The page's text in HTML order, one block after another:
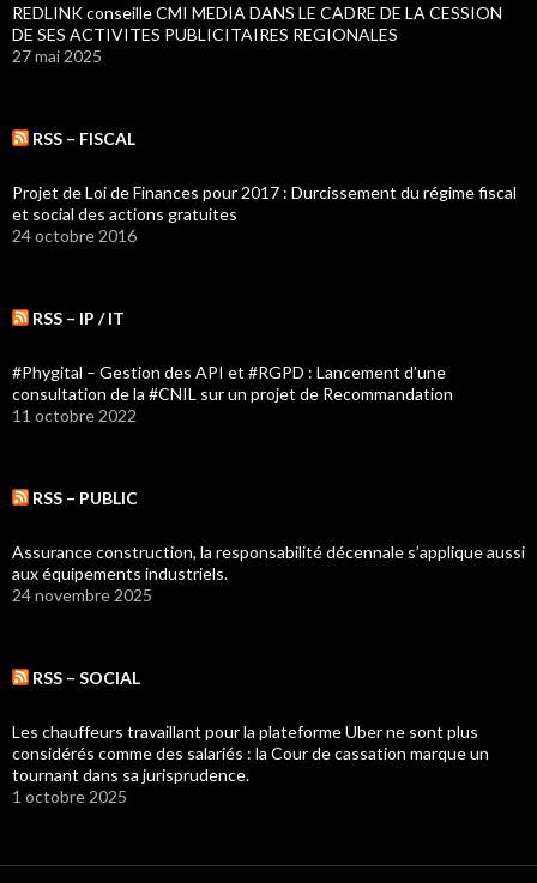
REDLINK conseille CMI MEDIA DANS LE CADRE DE LA CESSION
DE SES ACTIVITES PUBLICITAIRES REGIONALES
27 mai 2025
RSS – FISCAL
Projet de Loi de Finances pour 2017 : Durcissement du régime fiscal
et social des actions gratuites
24 octobre 2016
RSS – IP / IT
#Phygital – Gestion des API et #RGPD : Lancement d’une
consultation de la #CNIL sur un projet de Recommandation
11 octobre 2022
RSS – PUBLIC
Assurance construction, la responsabilité décennale s’applique aussi
aux équipements industriels.
24 novembre 2025
RSS – SOCIAL
Les chauffeurs travaillant pour la plateforme Uber ne sont plus
considérés comme des salariés : la Cour de cassation marque un
tournant dans sa jurisprudence.
1 octobre 2025